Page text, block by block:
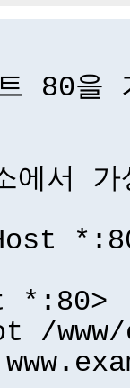
80을
서 가
*:80>
/